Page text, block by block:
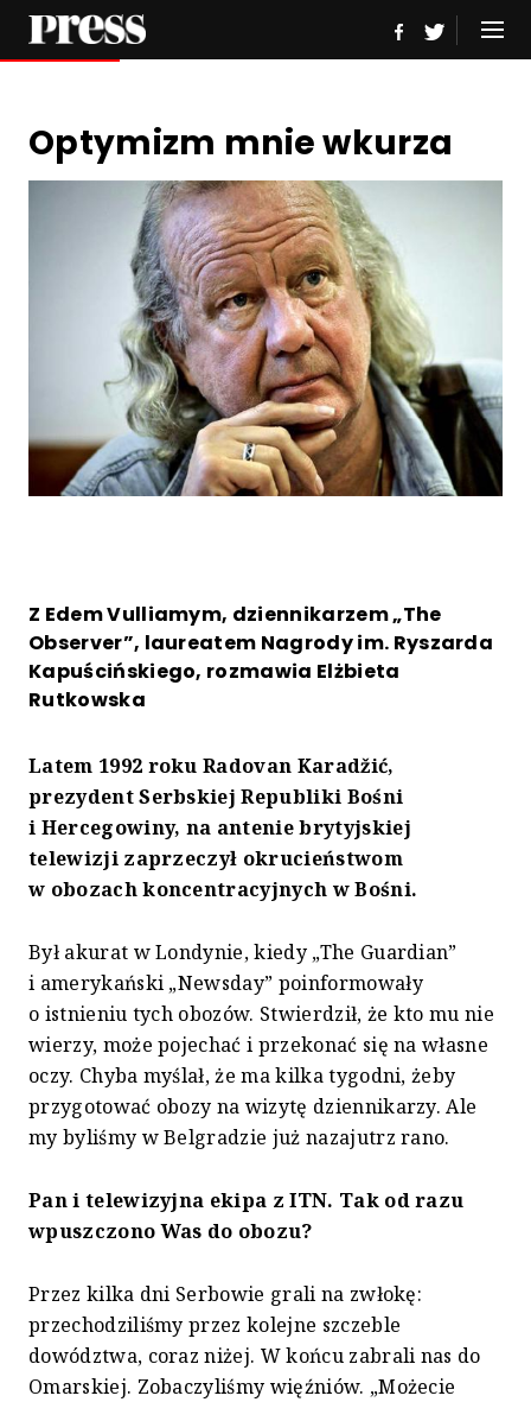
Optymizm mnie wkurza
Z Edem Vulliamym, dziennikarzem „The
Observer”, laureatem Nagrody im. Ryszarda
Kapuścińskiego, rozmawia Elżbieta
Rutkowska
Latem 1992 roku Radovan Karadžić,
prezydent Serbskiej Republiki Bośni
i Hercegowiny, na antenie brytyjskiej
telewizji zaprzeczył okrucieństwom
w obozach koncentracyjnych w Bośni.
Był akurat w Londynie, kiedy „The Guardian”
i amerykański „Newsday” poinformowały
o istnieniu tych obozów. Stwierdził, że kto mu nie
wierzy, może pojechać i przekonać się na własne
oczy. Chyba myślał, że ma kilka tygodni, żeby
przygotować obozy na wizytę dziennikarzy. Ale
my byliśmy w Belgradzie już nazajutrz rano.
Pan i telewizyjna ekipa z ITN. Tak od razu
wpuszczono Was do obozu?
Przez kilka dni Serbowie grali na zwłokę:
przechodziliśmy przez kolejne szczeble
dowództwa, coraz niżej. W końcu zabrali nas do
Omarskiej. Zobaczyliśmy więźniów. „Możecie